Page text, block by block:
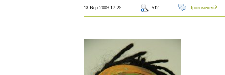
18 Вер 2009 17:29 512 Прокоментуй!